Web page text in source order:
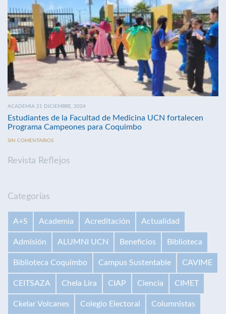
ACADEMIA 21 DICIEMBRE, 2024
Estudiantes de la Facultad de Medicina UCN fortalecen
Programa Campeones para Coquimbo
SIN COMENTARIOS
Revista Reflejos
Categorías
A+S Academia Acreditación Actualidad
Admisión ALUMNI UCN Beneficios Biblioteca
Biblioteca Coquimbo Campus Sustentable CAVIME
CEITSAZA Chela Lira CIAP Ciencia CIMET
Ckelar Volcanes Colegio Electoral Columnistas